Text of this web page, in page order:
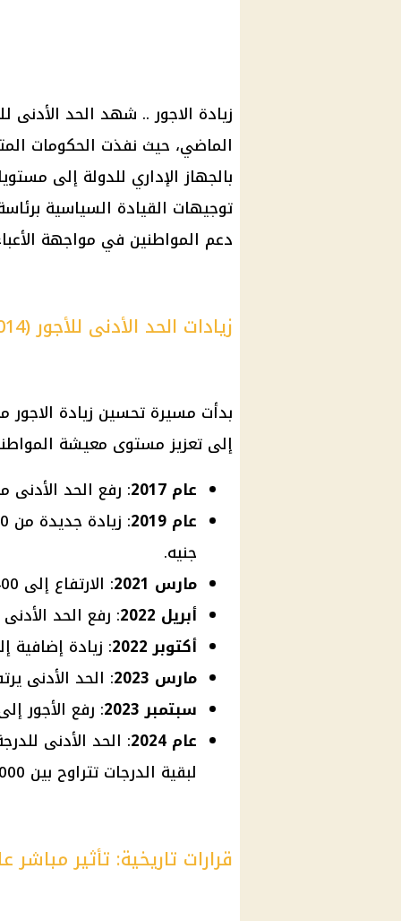
زيادة الاجور.. شهد الحد الأدنى
الماضي، حيث نفذت الحكومات
بالجهاز الإداري للدولة إلى
توجيهات القيادة السياسية
دعم المواطنين في مواجهة
زيادات الحد الأدنى للأجور (2014-2024): تفاصيل المحطات المهمة
بدأت مسيرة تحسين زيادة الاجور
إلى تعزيز مستوى معيشة
عام 2017
: رفع الحد الأدنى من 1200 إلى 1400 جنيه، بزيادة
عام 2019
جنيه.
مارس 2021
: الارتفاع إلى 2400 جنيه، بإضافة 400 جنيه.
أبريل 2022
: رفع الحد الأدنى إلى 2700 جنيه، بزيادة
أكتوبر 2022
: زيادة إضافية إلى 3000 جنيه، بإضافة
مارس 2023
: الحد الأدنى يرتفع إلى 3500
سبتمبر 2023
: رفع الأجور إلى 4000 جنيه، بإضافة 500
عام 2024
لبقية الدرجات تتراوح بين 1000 و1200 جنيه.
قرارات تاريخية: تأثير